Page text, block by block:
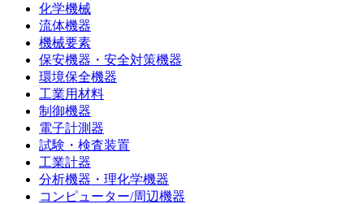
化学機械
流体機器
機械要素
保安機器・安全対策機器
環境保全機器
工業用材料
制御機器
電子計測器
試験・検査装置
工業計器
分析機器・理化学機器
コンピューター/周辺機器